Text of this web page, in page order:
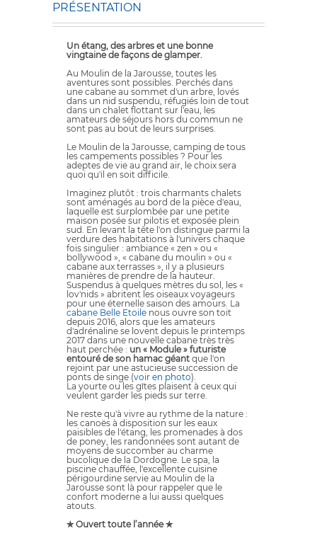
PRÉSENTATION
Un étang, des arbres et une bonne
vingtaine de façons de glamper.
Au Moulin de la Jarousse, toutes les
aventures sont possibles. Perchés dans
une cabane au sommet d'un arbre, lovés
dans un nid suspendu, réfugiés loin de tout
dans un chalet flottant sur l'eau, les
amateurs de séjours hors du commun ne
sont pas au bout de leurs surprises.
Le Moulin de la Jarousse, camping de tous
les campements possibles ? Pour les
adeptes de vie au grand air, le choix sera
quoi qu'il en soit difficile.
Imaginez plutôt : trois charmants chalets
sont aménagés au bord de la pièce d'eau,
laquelle est surplombée par une petite
maison posée sur pilotis et exposée plein
sud. En levant la tête l'on distingue parmi la
verdure des habitations à l'univers chaque
fois singulier : ambiance « zen » ou «
bollywood », « cabane du moulin » ou «
cabane aux terrasses », il y a plusieurs
manières de prendre de la hauteur.
Suspendus à quelques mètres du sol, les «
lov'nids » abritent les oiseaux voyageurs
pour une éternelle saison des amours. La
cabane Belle Etoile nous ouvre son toit
depuis 2016, alors que les amateurs
d'adrénaline se lovent depuis le printemps
2017 dans une nouvelle cabane très très
haut perchée : un « Module » futuriste
entouré de son hamac géant que l'on
rejoint par une astucieuse succession de
ponts de singe (voir en photo).
La yourte ou les gîtes plaisent à ceux qui
veulent garder les pieds sur terre.
Ne reste qu'à vivre au rythme de la nature :
les canoës à disposition sur les eaux
paisibles de l'étang, les promenades à dos
de poney, les randonnées sont autant de
moyens de succomber au charme
bucolique de la Dordogne. Le spa, la
piscine chauffée, l'excellente cuisine
périgourdine servie au Moulin de la
Jarousse sont là pour rappeler que le
confort moderne a lui aussi quelques
atouts.
✯ Ouvert toute l’année ✯